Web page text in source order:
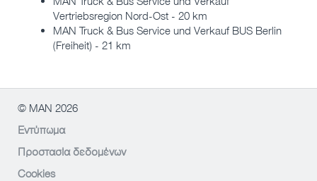
Vertriebsregion Nord-Ost - 20 km
MAN Truck & Bus Service und Verkauf BUS Berlin
(Freiheit) - 21 km
© MAN 2026
Εντύπωμα
Προστασία δεδομένων
Cookies